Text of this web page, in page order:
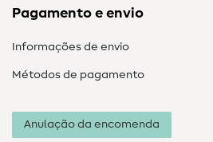
Pagamento e envio
Informações de envio
Métodos de pagamento
Anulação da encomenda